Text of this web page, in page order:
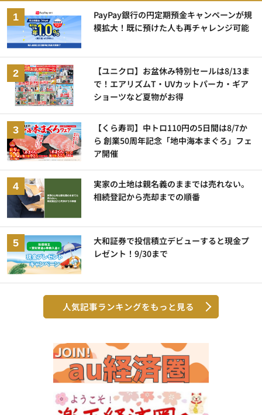
PayPay銀行の円定期預金キャンペーンが規
模拡大！既に預けた人も再チャレンジ可能
【ユニクロ】お盆休み特別セールは8/13ま
で！エアリズムT・UVカットパーカ・ギア
ショーツなど夏物がお得
【くら寿司】中トロ110円の5日間は8/7か
ら 創業50周年記念「地中海本まぐろ」フェ
ア開催
実家の土地は親名義のままでは売れない。
相続登記から売却までの順番
大和証券で投信積立デビューすると現金プ
レゼント！9/30まで
人気記事ランキングをもっと見る